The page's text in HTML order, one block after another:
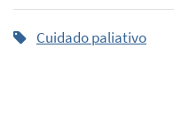
Cuidado paliativo